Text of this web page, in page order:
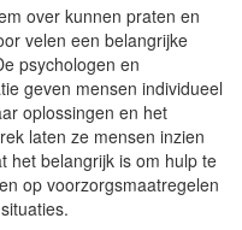
over kunnen praten en
velen een belangrijke
psychologen en
geven mensen individueel
oplossingen en het
laten ze mensen inzien
het belangrijk is om hulp te
op voorzorgsmaatregelen